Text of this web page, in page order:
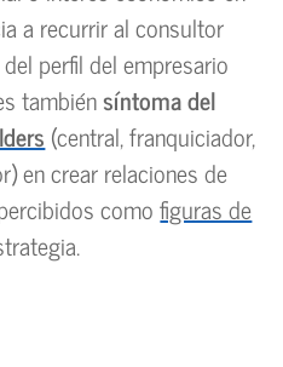
a recurrir al consultor
perfil del empresario
tambiénsíntoma del
(central, franquiciador,
en crear relaciones de
comofiguras de